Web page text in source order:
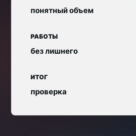
понятный объем
РАБОТЫ
без лишнего
ИТОГ
проверка